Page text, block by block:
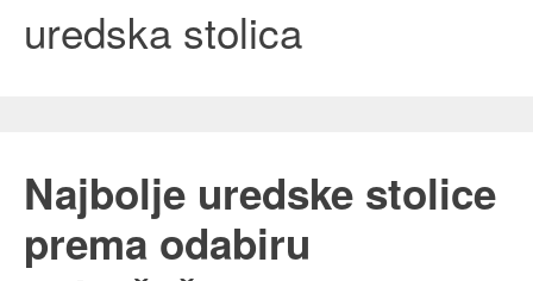
uredska stolica
Najbolje uredske stolice
prema odabiru